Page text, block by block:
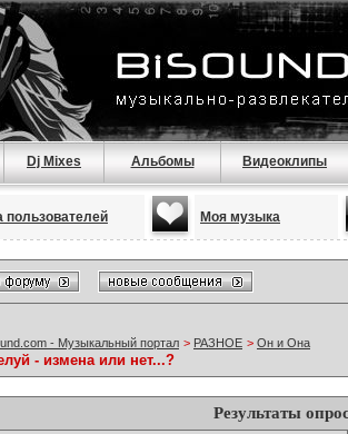
Dj Mixes Альбомы Видеоклипы
пользователей Моя музыка
- Музыкальный портал > РАЗНОЕ > Он и Она
- измена или нет...?
Результаты